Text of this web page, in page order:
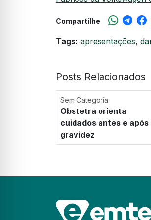
Compartilhe:
Tags: apresentações,
Posts Relacionados
Sem Categoria
Obstetra orienta
cuidados antes e após
gravidez